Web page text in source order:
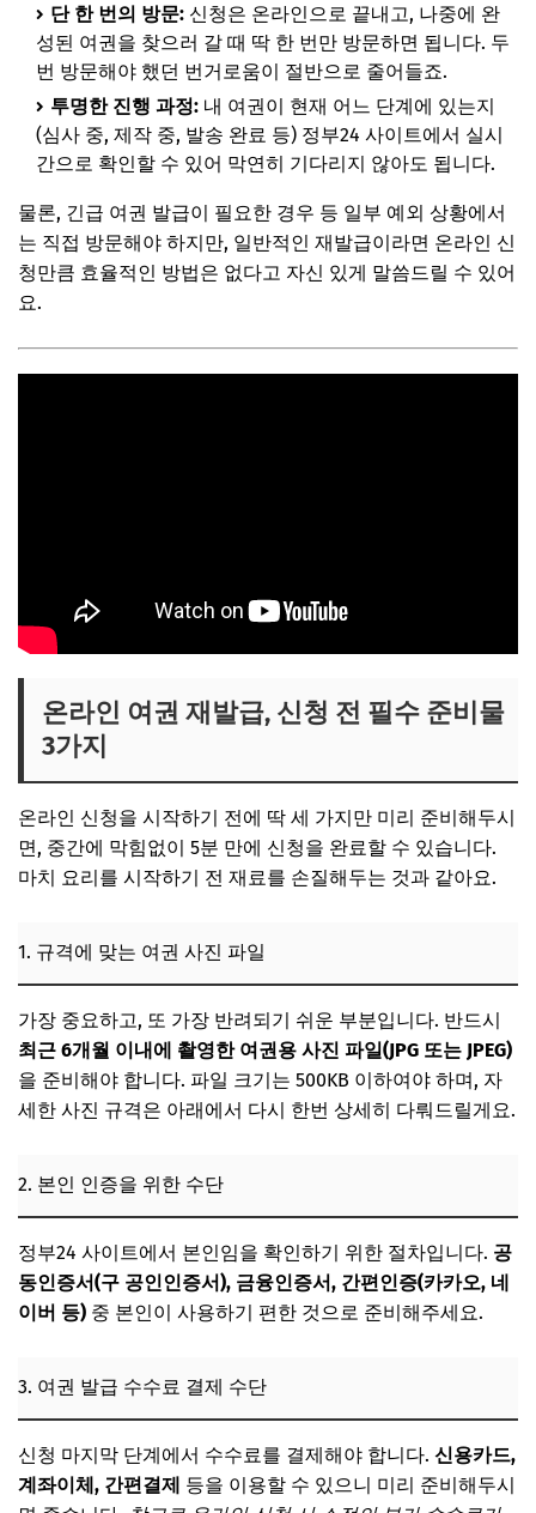
Q. 여권 수령은 꼭 본인이 직접 가야 하나요?
마무리: 현명한 여권 준비를 위한 마지막 팁
단 한 번의 방문: 신청은 온라인으로 끝내고, 나중에 완
성된 여권을 찾으러 갈 때 딱 한 번만 방문하면 됩니다. 두
번 방문해야 했던 번거로움이 절반으로 줄어들죠.
투명한 진행 과정: 내 여권이 현재 어느 단계에 있는지
(심사 중, 제작 중, 발송 완료 등) 정부24 사이트에서 실시
간으로 확인할 수 있어 막연히 기다리지 않아도 됩니다.
물론, 긴급 여권 발급이 필요한 경우 등 일부 예외 상황에서
는 직접 방문해야 하지만, 일반적인 재발급이라면 온라인 신
청만큼 효율적인 방법은 없다고 자신 있게 말씀드릴 수 있어
요.
온라인 여권 재발급, 신청 전 필수 준비물
3가지
온라인 신청을 시작하기 전에 딱 세 가지만 미리 준비해두시
면, 중간에 막힘없이 5분 만에 신청을 완료할 수 있습니다.
마치 요리를 시작하기 전 재료를 손질해두는 것과 같아요.
1. 규격에 맞는 여권 사진 파일
가장 중요하고, 또 가장 반려되기 쉬운 부분입니다. 반드시
최근 6개월 이내에 촬영한 여권용 사진 파일(JPG 또는 JPEG)
을 준비해야 합니다. 파일 크기는 500KB 이하여야 하며, 자
세한 사진 규격은 아래에서 다시 한번 상세히 다뤄드릴게요.
2. 본인 인증을 위한 수단
정부24 사이트에서 본인임을 확인하기 위한 절차입니다. 공
동인증서(구 공인인증서), 금융인증서, 간편인증(카카오, 네
이버 등) 중 본인이 사용하기 편한 것으로 준비해주세요.
3. 여권 발급 수수료 결제 수단
신청 마지막 단계에서 수수료를 결제해야 합니다. 신용카드,
계좌이체, 간편결제 등을 이용할 수 있으니 미리 준비해두시